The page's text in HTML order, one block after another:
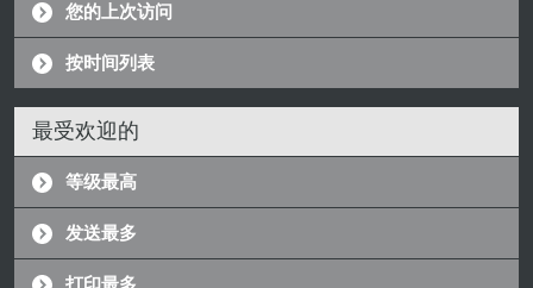
您的上次访问
按时间列表
最受欢迎的
等级最高
发送最多
打印最多